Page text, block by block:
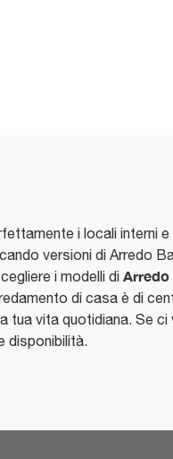
i locali interni
versioni di Arredo
i modelli di Arredo
di casa è di
tua vita quotidiana. Se
disponibilità.